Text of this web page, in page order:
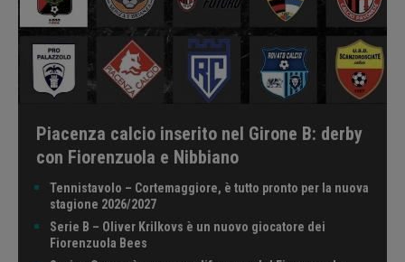
Piacenza calcio inserito nel Girone B: derby
con Fiorenzuola e Nibbiano
Tennistavolo – Cortemaggiore, è tutto pronto per la nuova
stagione 2026/2027
Serie B – Oliver Krilkovs è un nuovo giocatore dei
Fiorenzuola Bees